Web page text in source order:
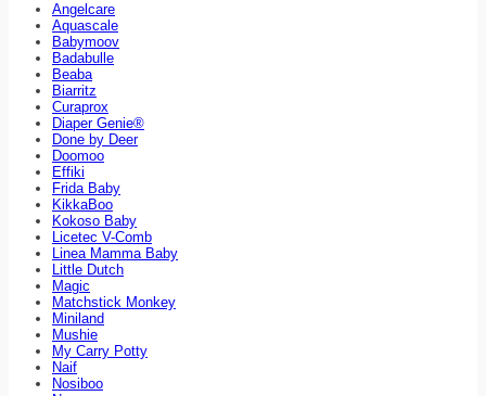
Angelcare
Aquascale
Babymoov
Badabulle
Beaba
Biarritz
Curaprox
Diaper Genie®
Done by Deer
Doomoo
Effiki
Frida Baby
KikkaBoo
Kokoso Baby
Licetec V-Comb
Linea Mamma Baby
Little Dutch
Magic
Matchstick Monkey
Miniland
Mushie
My Carry Potty
Naif
Nosiboo